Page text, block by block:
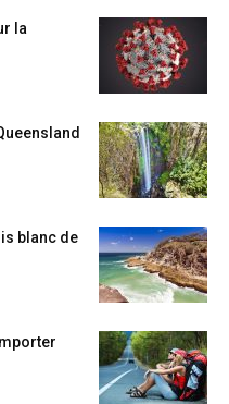
la
blanc de